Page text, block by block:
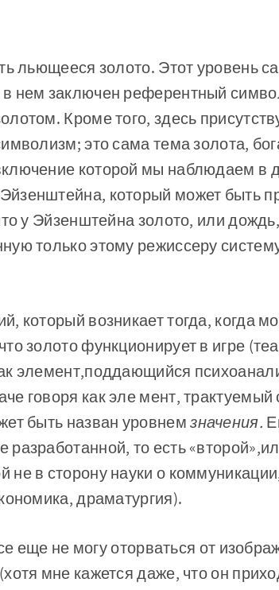
льющееся золото. Этот уровень
нем заключен референтный
Кроме того, здесь
это сама тема золота,
которой мы наблюдаем в
который может быть
у Эйзенштейна золото, или
только этому режиссеру
который воз­никает тогда, когда
золото функционирует в игре
элемент,поддающийся
говоря как эле­ мент, трактуемый
быть назван уровнемзначения.
то есть
не в сторону науки о
драматургия).
еще не могу оторваться от
мне кажется даже, что он